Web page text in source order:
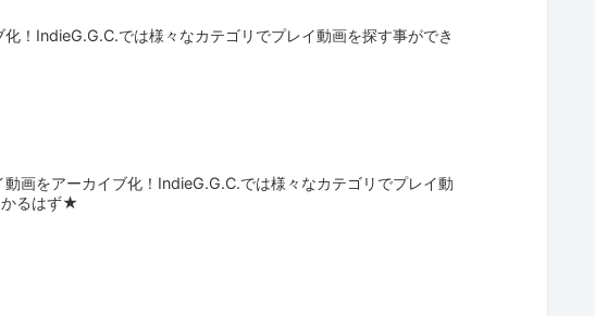
！IndieG.G.C.では様々なカテゴリでプレイ動画を探す事ができ
画をアーカイブ化！IndieG.G.C.では様々なカテゴリでプレイ動
かるはず★